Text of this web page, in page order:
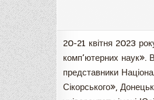
20-21 квітня 2023
комп’ютерних наук».
представники
Сікорського»,